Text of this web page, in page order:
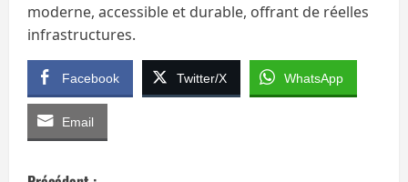
moderne, accessible et durable, offrant de réelles
infrastructures.
Facebook Twitter/X WhatsApp
Email